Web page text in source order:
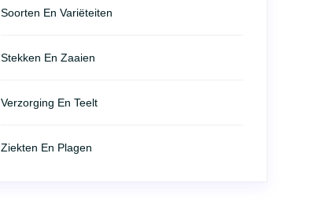
Soorten En Variëteiten
Stekken En Zaaien
Verzorging En Teelt
Ziekten En Plagen